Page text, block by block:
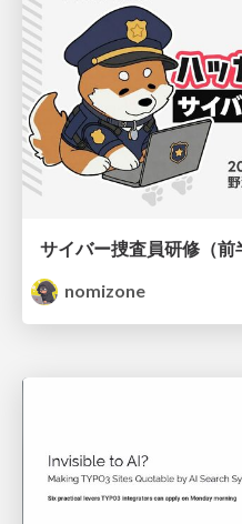
サイバー捜査員研修（前
nomizone